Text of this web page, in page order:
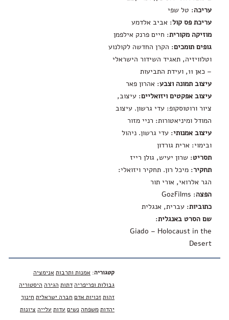
עריכה: טל שפי
עריכת פס קול: אביב אלדמע
מוזיקה מקורית: חיים פרנק אילפמן
גופים תומכים: הקרן החדשה לקולנוע
וטלוויזיה, תאגיד השידור הישראלי
– כאן 11, ועידת התביעות
עיצוב תמונה וצבע: אהרון פאר
עיצוב אפקטים ויזואליים: עיצוב,
ציור ורוטוסקופ: עדי גרשון. עיצוב
המודל ומיניאטורות: רניי מזור
עיצוב אמנותי: עדי גרשון. ניהול
ובימוי: ארית גורדון
תסריט: שרון יעיש, גולן רייז
תחקיר: מיכל רון. תחקיר ויזואלי:
הגר אלרואי, אורי תור
הפצה: Go2Films
כתוביות: עברית, אנגלית
שם הסרט באנגלית:
Giado – Holocaust in the
Desert
קטגוריה: אמנות ותרבות אנימציה
גבולות ופריפריה דתות הגירה היסטוריה
זהותזכויות אדם חברה ישראלית חינוך
יהדותמשפחה נשים עדות עלייה ציונות